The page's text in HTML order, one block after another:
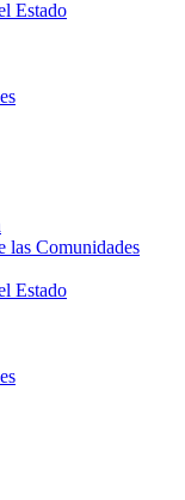
Estado
las Comunidades
Estado